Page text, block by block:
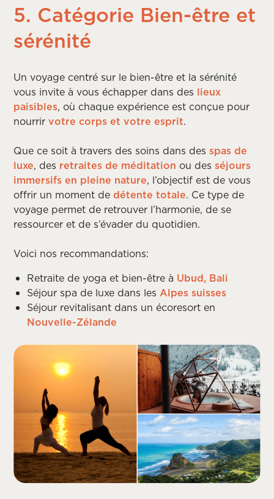
5. Catégorie Bien-être et
sérénité
Un voyage centré sur le bien-être et la sérénité
vous invite à vous échapper dans des lieux
paisibles, où chaque expérience est conçue pour
nourrirvotre corps et votre esprit.
Que ce soit à travers des soins dans desspas de
luxe, des retraites de méditation ou desséjours
immersifs en pleine nature, l’objectif est de vous
offrir un moment de détente totale. Ce type de
voyage permet de retrouver l’harmonie, de se
ressourcer et de s’évader du quotidien.
Voici nos recommandations:
Retraite de yoga et bien-être à Ubud, Bali
Séjour spa de luxe dans lesAlpes suisses
Séjour revitalisant dans un écoresort en
Nouvelle-Zélande